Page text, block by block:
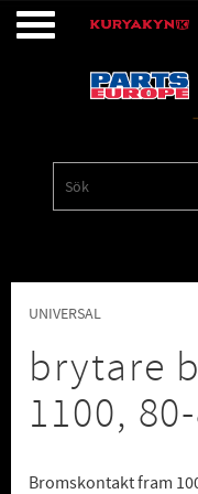
UNIVERSAL
brytare
1100,
Bromskontakt fram